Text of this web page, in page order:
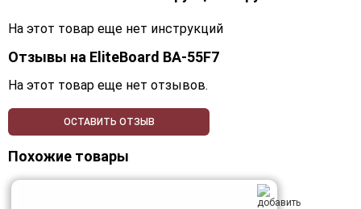
На этот товар еще нет инструкций
Отзывы на EliteBoard BA-55F7
На этот товар еще нет отзывов.
ОСТАВИТЬ ОТЗЫВ
Похожие товары